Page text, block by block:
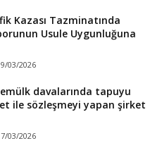
Kazası Tazminatında
Usule Uygunluğuna
03/2026
davalarında tapuyu
ile sözleşmeyi yapan şirket
03/2026